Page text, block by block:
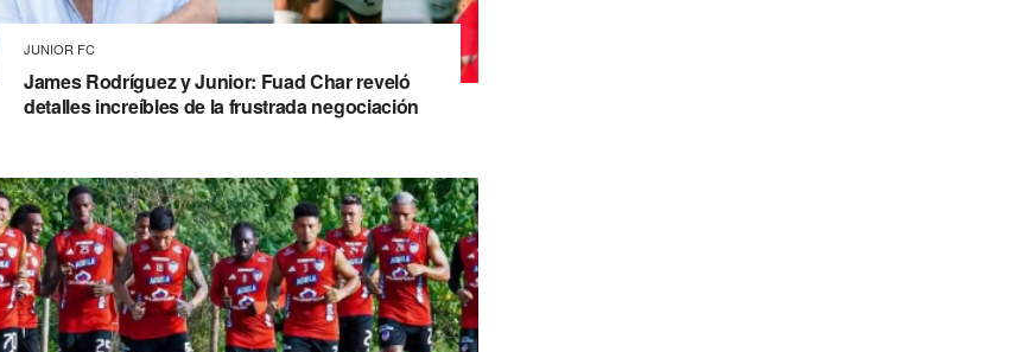
JUNIOR FC
James Rodríguez y Junior: Fuad Char reveló
detalles increíbles de la frustrada negociación